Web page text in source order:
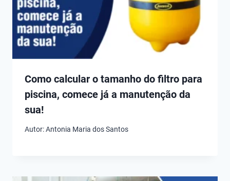
Como calcular o tamanho do filtro para
piscina, comece já a manutenção da
sua!
Autor:Antonia Maria dos Santos